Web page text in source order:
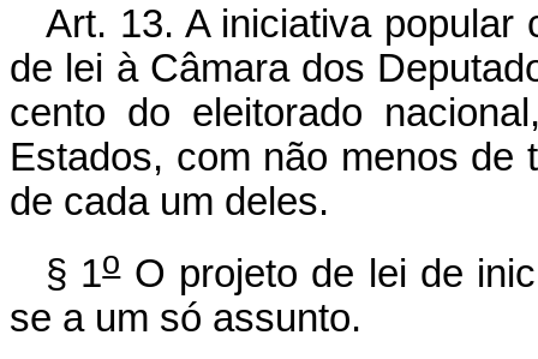
Art. 13. A iniciativa popular
de lei à Câmara dos
cento do eleitorado
Estados, com não menos de
de cada um deles.
§ 1oO projeto de lei de
se a um só assunto.